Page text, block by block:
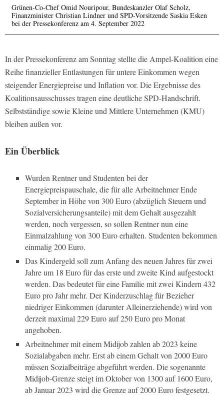
Grünen-Co-Chef Omid Nouripour, Bundeskanzler Olaf Scholz,
Finanzminister Christian Lindner und SPD-Vorsitzende Saskia Esken
bei der Pressekonferenz am 4. September 2022
In der Pressekonferenz am Sonntag stellte die Ampel-Koalition eine
Reihe finanzieller Entlastungen für untere Einkommen wegen
steigender Energiepreise und Inflation vor. Die Ergebnisse des
Koalitionsausschusses tragen eine deutliche SPD-Handschrift.
Selbstständige sowie Kleine und Mittlere Unternehmen (KMU)
bleiben außen vor.
Ein Überblick
Wurden Rentner und Studenten bei der
Energiepreispauschale, die für alle Arbeitnehmer Ende
September in Höhe von 300 Euro (abzüglich Steuern und
Sozialversicherungsanteile) mit dem Gehalt ausgezahlt
werden, noch vergessen, so sollen Rentner nun eine
Einmalzahlung von 300 Euro erhalten. Studenten bekommen
einmalig 200 Euro.
Das Kindergeld soll zum Anfang des neuen Jahres für zwei
Jahre um 18 Euro für das erste und zweite Kind aufgestockt
werden. Das bedeutet für eine Familie mit zwei Kindern 432
Euro pro Jahr mehr. Der Kinderzuschlag für Bezieher
niedriger Einkommen (darunter Alleinerziehende) wird von
derzeit maximal 229 Euro auf 250 Euro pro Monat
angehoben.
Arbeitnehmer mit einem Midijob zahlen ab 2023 keine
Sozialabgaben mehr. Erst ab einem Gehalt von 2000 Euro
müssen Sozialbeiträge abgeführt werden. Die sogenannte
Midijob-Grenze steigt im Oktober von 1300 auf 1600 Euro,
ab Januar 2023 wird die Grenze auf 2000 Euro festgesetzt.